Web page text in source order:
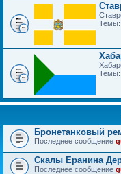
Темы:
Темы:
Бронетанковый
Последнее сообщение
Скалы Еранина
Последнее сообщение